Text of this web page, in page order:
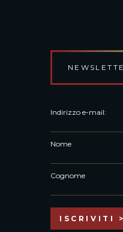
Indirizzo e-mail:
Nome
Cognome